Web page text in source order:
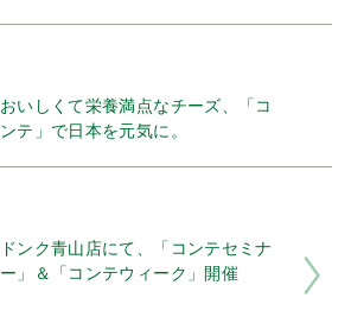
おいしくて栄養満点なチーズ、「コ
ンテ」で日本を元気に。
ドンク青山店にて、「コンテセミナ
ー」＆「コンテウィーク」開催